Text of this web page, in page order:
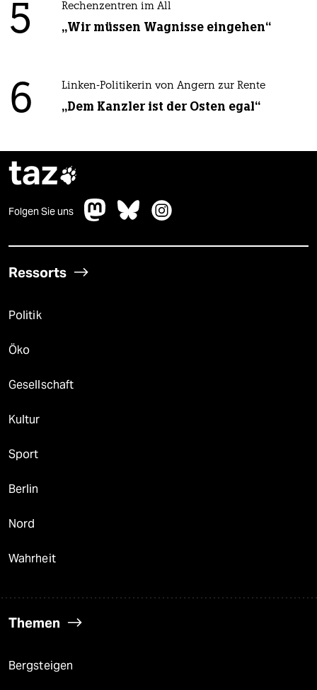
5 Rechenzentren im All
„Wir müssen Wagnisse eingehen“
6 Linken-Politikerin von Angern zur Rente
„Dem Kanzler ist der Osten egal“
taz
Folgen Sie uns
Ressorts
Politik
Öko
Gesellschaft
Kultur
Sport
Berlin
Nord
Wahrheit
Themen
Bergsteigen